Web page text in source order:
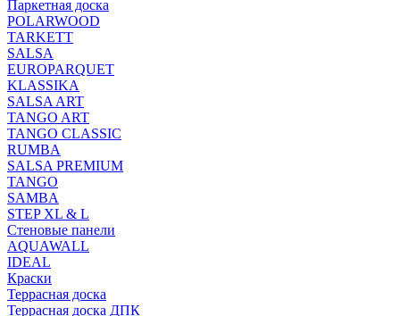
Паркетная доска
POLARWOOD
TARKETT
SALSA
EUROPARQUET
KLASSIKA
SALSA ART
TANGO ART
TANGO CLASSIC
RUMBA
SALSA PREMIUM
TANGO
SAMBA
STEP XL & L
Стеновые панели
AQUAWALL
IDEAL
Краски
Террасная доска
Террасная доска ДПК